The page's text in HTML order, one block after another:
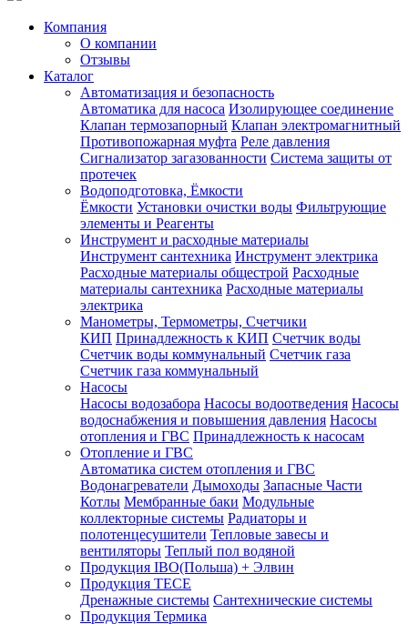
Компания
О компании
Отзывы
Каталог
Автоматизация и безопасность
Автоматика для насоса Изолирующее соединение
Клапан термозапорный Клапан электромагнитный
Противопожарная муфта Реле давления
Сигнализатор загазованности Система защиты от
протечек
Водоподготовка, Ёмкости
Ёмкости Установки очистки воды Фильтрующие
элементы и Реагенты
Инструмент и расходные материалы
Инструмент сантехника Инструмент электрика
Расходные материалы общестрой Расходные
материалы сантехника Расходные материалы
электрика
Манометры, Термометры, Счетчики
КИП Принадлежность к КИП Счетчик воды
Счетчик воды коммунальный Счетчик газа
Счетчик газа коммунальный
Насосы
Насосы водозабора Насосы водоотведения Насосы
водоснабжения и повышения давления Насосы
отопления и ГВС Принадлежность к насосам
Отопление и ГВС
Автоматика систем отопления и ГВС
Водонагреватели Дымоходы Запасные Части
Котлы Мембранные баки Модульные
коллекторные системы Радиаторы и
полотенцесушители Тепловые завесы и
вентиляторы Теплый пол водяной
Продукция IBO(Польша) + Элвин
Продукция TECE
Дренажные системы Сантехнические системы
Продукция Термика